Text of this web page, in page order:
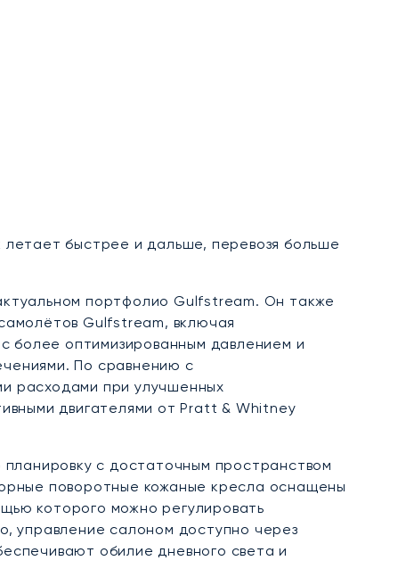
летает быстрее и дальше, перевозя больше
портфолио Gulfstream. Он также
Gulfstream, включая
более оптимизированным давлением и
По сравнению с
расходами при улучшенных
двигателями от Pratt & Whitney
с достаточным пространством
поворотные кожаные кресла оснащены
которого можно регулировать
управление салоном доступно через
обилие дневного света и